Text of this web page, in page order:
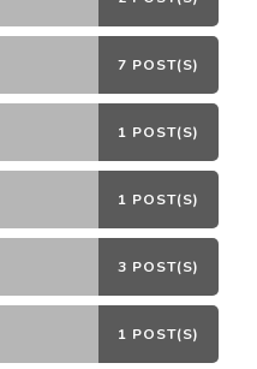
7 POST(S)
1 POST(S)
1 POST(S)
3 POST(S)
1 POST(S)